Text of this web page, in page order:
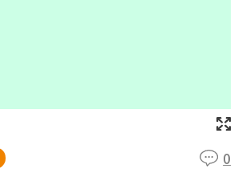
0